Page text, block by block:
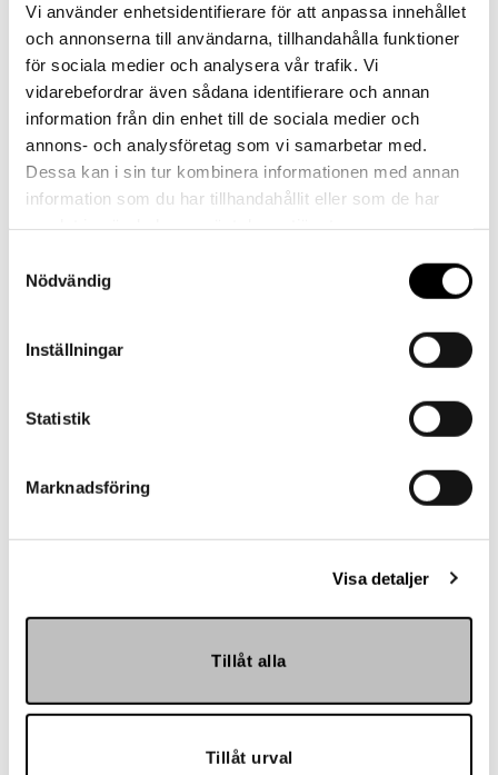
Vi använder enhetsidentifierare för att anpassa innehållet
och annonserna till användarna, tillhandahålla funktioner
för sociala medier och analysera vår trafik. Vi
vidarebefordrar även sådana identifierare och annan
information från din enhet till de sociala medier och
annons- och analysföretag som vi samarbetar med.
Dessa kan i sin tur kombinera informationen med annan
information som du har tillhandahållit eller som de har
Nödvändig
Inställningar
Statistik
Marknadsföring
Visa detaljer
Tillåt alla
Tillåt urval
Vår kundtjänst är tillgänglig Mån – Fre: 07:30 –
16:30
Kontakt
Referenser